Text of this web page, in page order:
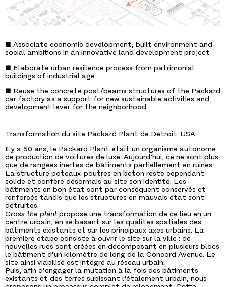
■ Associate economic development, built environment and
social ambitions in an innovative land development project
■ Elaborate urban resilience process from patrimonial
buildings of industrial age
■ Reuse the concrete post/beams structures of the Packard
car factory as a support for new sustainable activities and
development lever for the neighborhood
Transformation du site Packard Plant de Détroit. USA
Il y a 50 ans, le Packard Plant était un organisme autonome
de production de voitures de luxe. Aujourd’hui, ce ne sont plus
que de rangées inertes de bâtiments partiellement en ruines.
La structure poteaux-poutres en béton reste cependant
solide et confère désormais au site son identité. Les
bâtiments en bon état sont par conséquent conservés et
renforcés tandis que les structures en mauvais état sont
détruites.
Cross the plantpropose une transformation de ce lieu en un
centre urbain, en se basant sur les qualités spatiales des
bâtiments existants et sur les principaux axes urbains. La
première étape consiste à ouvrir le site sur la ville : de
nouvelles rues sont créées en décomposant en plusieurs blocs
le bâtiment d’un kilomètre de long de la Concord Avenue. Le
site ainsi viabilisé est intégré au réseau urbain.
Puis, afin d’engager la mutation à la fois des bâtiments
existants et des terres subissant l’étalement urbain, nous